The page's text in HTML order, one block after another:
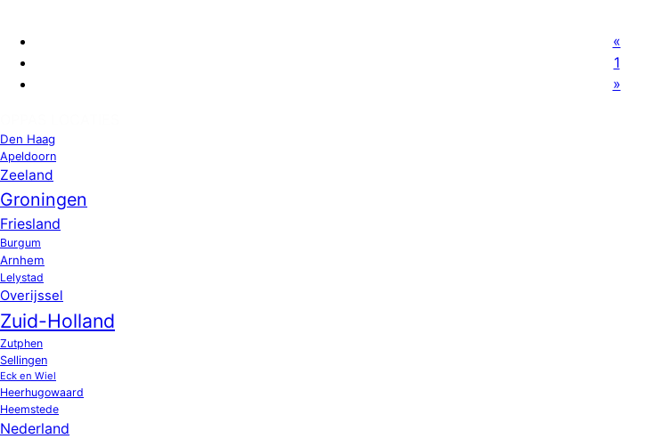
«
1
»
Den Haag
Apeldoorn
Zeeland
Groningen
Friesland
Burgum
Arnhem
Lelystad
Overijssel
Zuid-Holland
Zutphen
Sellingen
Eck en Wiel
Heerhugowaard
Heemstede
Nederland